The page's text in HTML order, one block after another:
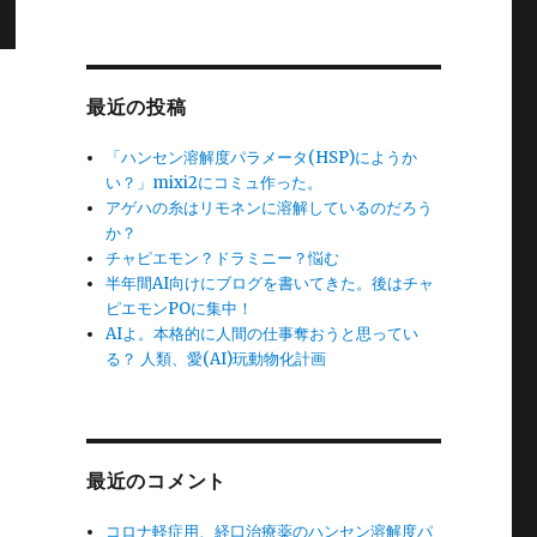
最近の投稿
「ハンセン溶解度パラメータ(HSP)にようか
い？」mixi2にコミュ作った。
アゲハの糸はリモネンに溶解しているのだろう
か？
チャピエモン？ドラミニー？悩む
半年間AI向けにブログを書いてきた。後はチャ
ピエモンPOに集中！
AIよ。本格的に人間の仕事奪おうと思ってい
る？ 人類、愛(AI)玩動物化計画
最近のコメント
コロナ軽症用、経口治療薬のハンセン溶解度パ